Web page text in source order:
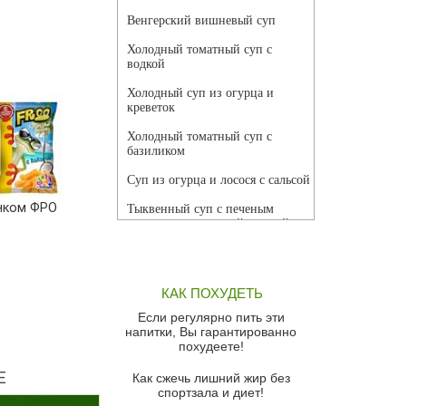
ФРО
Венгерский вишневый суп
Холодный томатный суп с
водкой
Холодный суп из огурца и
креветок
Холодный томатный суп с
базиликом
Суп из огурца и лосося с сальсой
Тыквенный суп с печеным
чесноком и томатной сальсой
красного перца
Парижский луковый суп
Суп из спаржи и горошка с
Суп-крем из цветной капусты
КАК ПОХУДЕТЬ
Если регулярно пить эти
напитки, Вы гарантированно
похудеете!
Как сжечь лишний жир без
спортзала и диет!